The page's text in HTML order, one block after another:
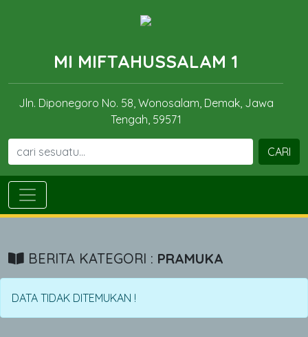
MI MIFTAHUSSALAM 1
Jln. Diponegoro No. 58, Wonosalam, Demak, Jawa
Tengah, 59571
CARI
BERITA KATEGORI : PRAMUKA
DATA TIDAK DITEMUKAN !